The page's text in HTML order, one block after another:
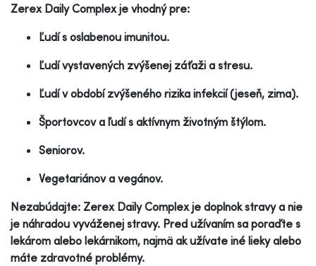
Zerex Daily Complex je vhodný pre:
Ľudí s oslabenou imunitou.
Ľudí vystavených zvýšenej záťaži a stresu.
Ľudí v období zvýšeného rizika infekcií (jeseň, zima).
Športovcov a ľudí s aktívnym životným štýlom.
Seniorov.
Vegetariánov a vegánov.
Nezabúdajte: Zerex Daily Complex je doplnok stravy a nie
je náhradou vyváženej stravy. Pred užívaním sa poraďte s
lekárom alebo lekárnikom, najmä ak užívate iné lieky alebo
máte zdravotné problémy.